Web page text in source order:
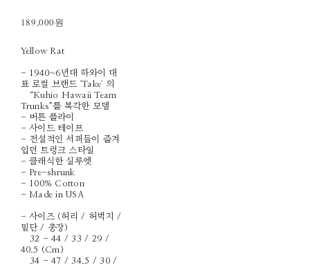
189,000원
Yellow Rat
- 1940~6년대 하와이 대
표 로컬 브랜드 'Take' 의
“Kuhio Hawaii Team
Trunks”를 복각한 모델
- 버튼 플라이
- 사이드 테이프
- 전설적인 서퍼들이 즐겨
입던 트렁크 스타일
- 클래식한 실루엣
- Pre-shrunk
- 100% Cotton
- Made in USA
- 사이즈 (허리 / 허벅지 /
밑단 / 총장)
32 - 44 / 33 / 29 /
40.5 (Cm)
34 - 47 / 34.5 / 30 /